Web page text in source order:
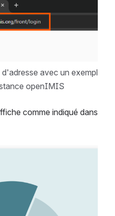
avec un exemple de
openIMIS
comme indiqué dans